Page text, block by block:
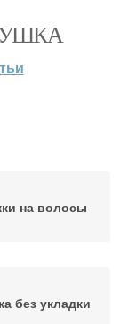
на волосы
без укладки